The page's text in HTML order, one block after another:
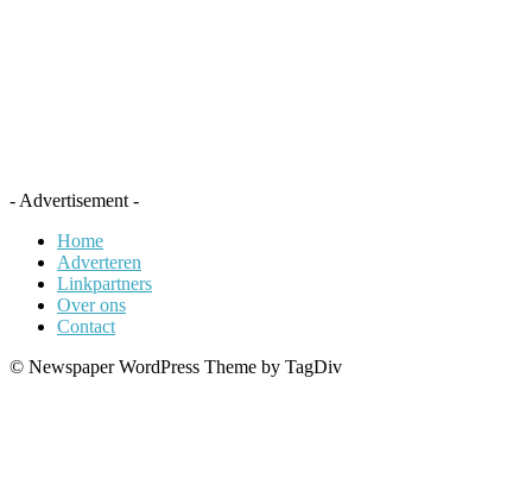
- Advertisement -
Home
Adverteren
Linkpartners
Over ons
Contact
© Newspaper WordPress Theme by TagDiv